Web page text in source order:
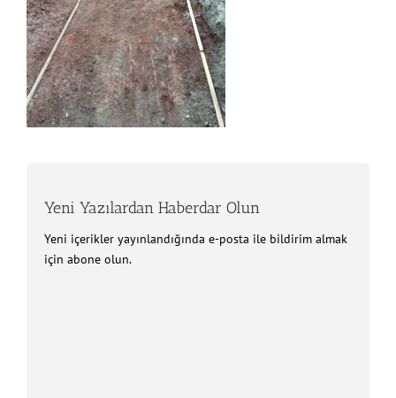
Yeni Yazılardan Haberdar Olun
Yeni içerikler yayınlandığında e-posta ile bildirim almak
için abone olun.